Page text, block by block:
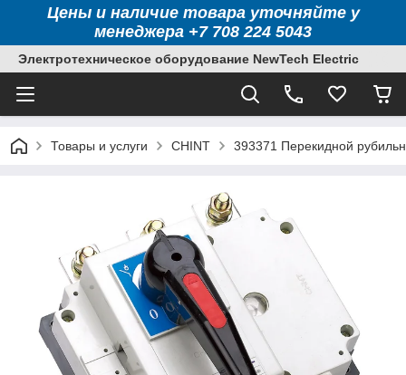
Цены и наличие товара уточняйте у
менеджера +7 708 224 5043
Электротехническое оборудование NewTech Electric
Товары и услуги CHINT 393371 Перекидной